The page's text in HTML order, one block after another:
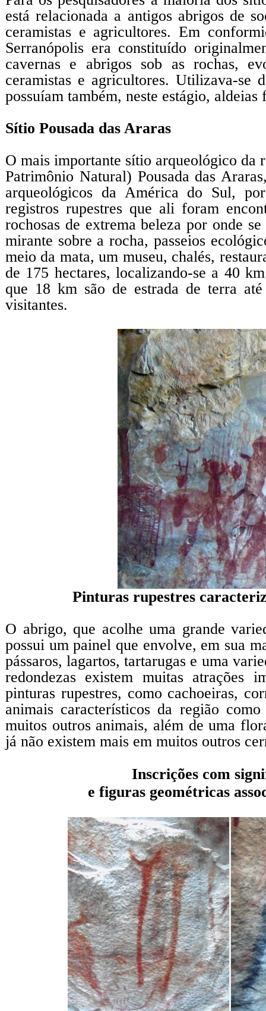
está relacionada a antigos abrigos de
ceramistas e agricultores. Em
Serranópolis era constituído
cavernas e abrigos sob as rochas,
ceramistas e agricultores. Utilizava-se
possuíam também, neste estágio,
Sítio Pousada das Araras
O mais importante sítio arqueológico da
Patrimônio Natural) Pousada das
arqueológicos da América do Sul,
registros rupestres que ali foram
rochosas de extrema beleza por onde
mirante sobre a rocha, passeios
meio da mata, um museu, chalés,
de 175 hectares, localizando-se a 40
que 18 km são de estrada de terra
visitantes.
Pinturas rupestres
O abrigo, que acolhe uma grande
possui um painel que envolve, em sua
pássaros, lagartos, tartarugas e uma
redondezas existem muitas atrações
pinturas rupestres, como cachoeiras,
animais característicos da região
muitos outros animais, além de uma
já não existem mais em muitos outros
Inscrições com
e figuras geométricas